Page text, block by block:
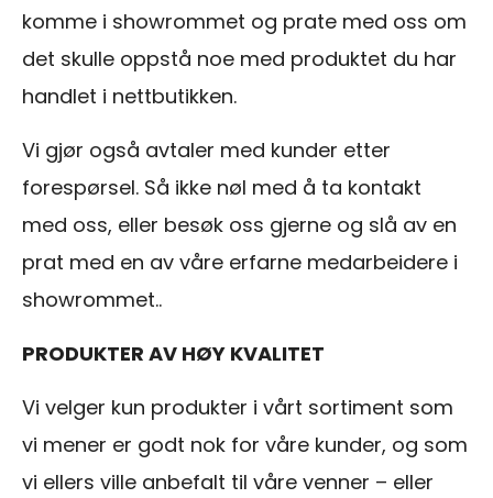
komme i showrommet og prate med oss om
det skulle oppstå noe med produktet du har
handlet i nettbutikken.
Vi gjør også avtaler med kunder etter
forespørsel. Så ikke nøl med å ta kontakt
med oss, eller besøk oss gjerne og slå av en
prat med en av våre erfarne medarbeidere i
showrommet..
PRODUKTER AV HØY KVALITET
Vi velger kun produkter i vårt sortiment som
vi mener er godt nok for våre kunder, og som
vi ellers ville anbefalt til våre venner – eller